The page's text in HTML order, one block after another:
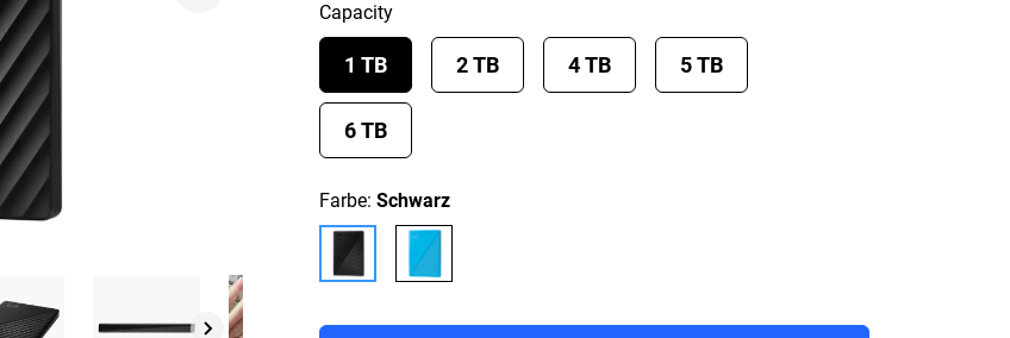
Capacity
1 TB 2 TB 4 TB 5 TB
6 TB
Farbe:Schwarz